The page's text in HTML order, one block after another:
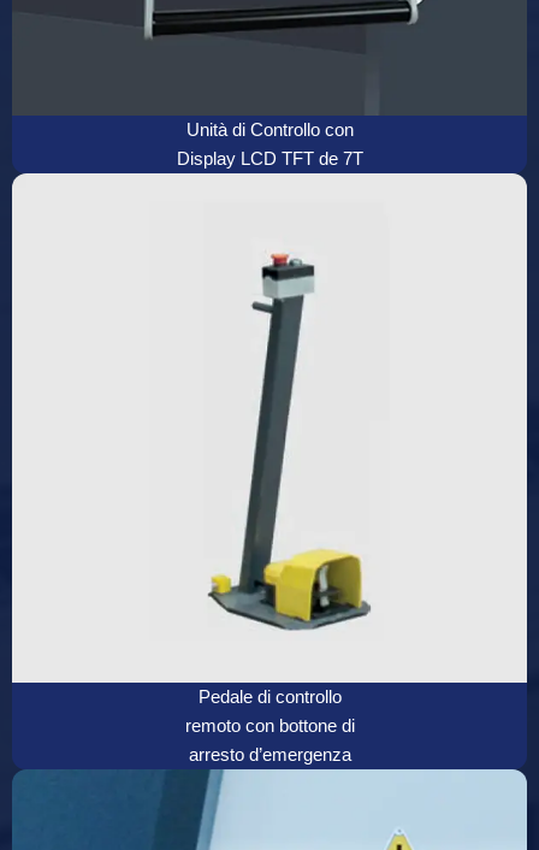
Unità di Controllo con
Display LCD TFT de 7T
Pedale di controllo
remoto con bottone di
arresto d’emergenza